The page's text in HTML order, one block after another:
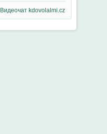
Видеочат kdovolalmi.cz